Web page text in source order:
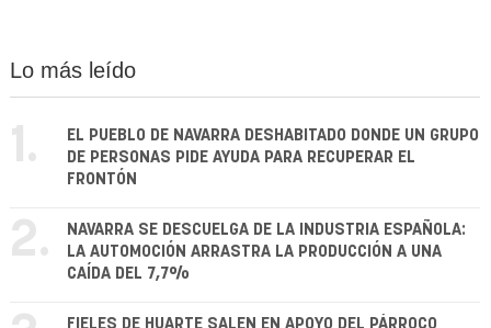
Lo más leído
1.
EL PUEBLO DE NAVARRA DESHABITADO DONDE UN GRUPO
DE PERSONAS PIDE AYUDA PARA RECUPERAR EL
FRONTÓN
2.
NAVARRA SE DESCUELGA DE LA INDUSTRIA ESPAÑOLA:
LA AUTOMOCIÓN ARRASTRA LA PRODUCCIÓN A UNA
CAÍDA DEL 7,7%
FIELES DE HUARTE SALEN EN APOYO DEL PÁRROCO